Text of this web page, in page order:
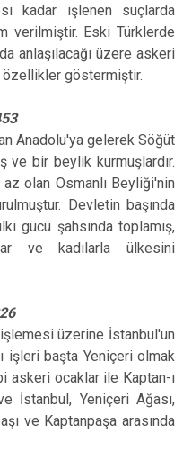
kadar işlenen suçlarda
verilmiştir. Eski Türklerde
anlaşılacağı üzere askeri
göstermiştir.
Anadolu'ya gelerek Söğüt
ve bir beylik kurmuşlardır.
olan Osmanlı Beyliği'nin
Devletin başında
gücü şahsında toplamış,
ve kadılarla ülkesini
üzerine İstanbul'un
işleri başta Yeniçeri olmak
askeri ocaklar ile Kaptan-ı
İstanbul, Yeniçeri Ağası,
ve Kaptanpaşa arasında